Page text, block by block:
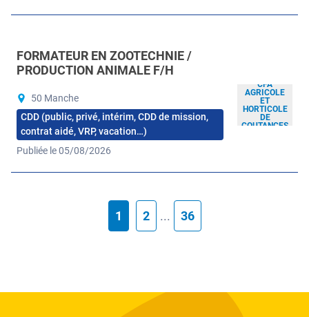
CFA
AGRICOLE
ET
HORTICOLE
DE
COUTANCES
FORMATEUR EN ZOOTECHNIE /
PRODUCTION ANIMALE F/H
50 Manche
CDD (public, privé, intérim, CDD de mission,
contrat aidé, VRP, vacation…)
Publiée le 05/08/2026
1 2 ... 36